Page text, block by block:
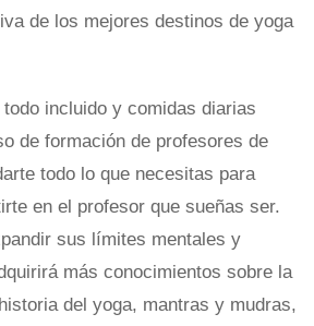
incluido y comidas diarias
de formación de profesores de
todo lo que necesitas para
en el profesor que sueñas ser.
sus límites mentales y
más conocimientos sobre la
del yoga, mantras y mudras,